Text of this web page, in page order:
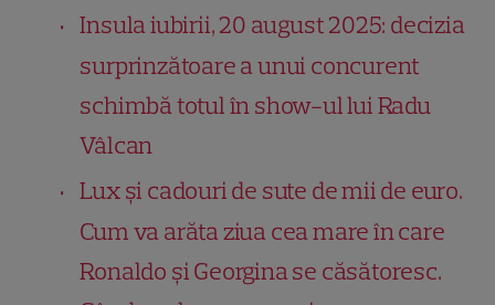
Insula iubirii, 20 august 2025: decizia
surprinzătoare a unui concurent
schimbă totul în show-ul lui Radu
Vâlcan
Lux și cadouri de sute de mii de euro.
Cum va arăta ziua cea mare în care
Ronaldo și Georgina se căsătoresc.